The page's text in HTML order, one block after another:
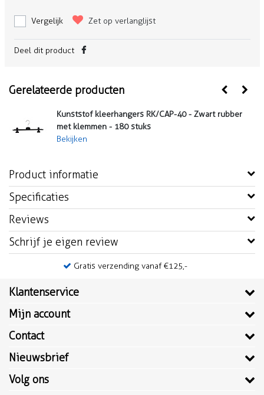
Vergelijk Zet op verlanglijst
Deel dit product
Gerelateerde producten
Kunststof kleerhangers RK/CAP-40 - Zwart rubber
met klemmen - 180 stuks
Bekijken
Product informatie
Specificaties
Reviews
Schrijf je eigen review
Gratis verzending vanaf €125,-
Klantenservice
Mijn account
Contact
Nieuwsbrief
Volg ons